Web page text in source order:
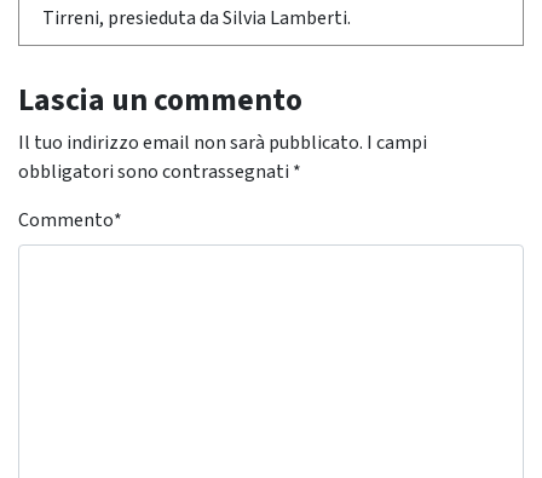
Tirreni, presieduta da Silvia Lamberti.
Lascia un commento
Il tuo indirizzo email non sarà pubblicato. I campi
obbligatori sono contrassegnati *
Commento*